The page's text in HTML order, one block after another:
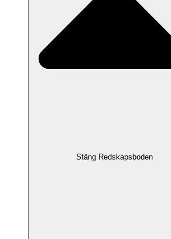
Stäng Redskapsboden